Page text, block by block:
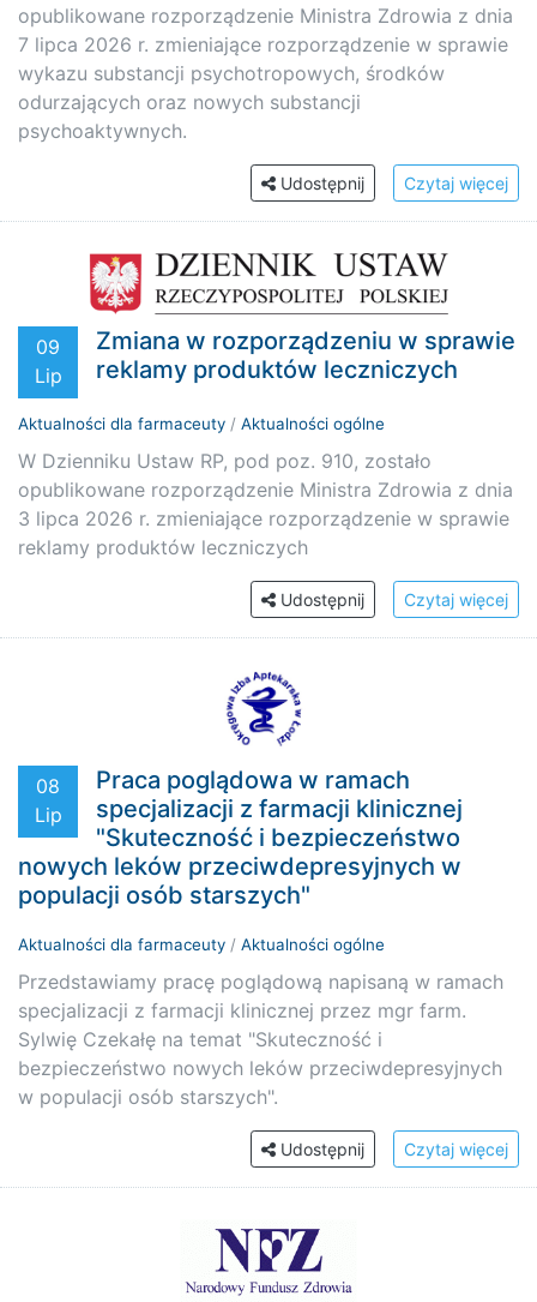
opublikowane rozporządzenie Ministra Zdrowia z dnia
7 lipca 2026 r. zmieniające rozporządzenie w sprawie
wykazu substancji psychotropowych, środków
odurzających oraz nowych substancji
psychoaktywnych.
Udostępnij Czytaj więcej
09
Lip
Zmiana w rozporządzeniu w sprawie
reklamy produktów leczniczych
Aktualności dla farmaceuty / Aktualności ogólne
W Dzienniku Ustaw RP, pod poz. 910, zostało
opublikowane rozporządzenie Ministra Zdrowia z dnia
3 lipca 2026 r. zmieniające rozporządzenie w sprawie
reklamy produktów leczniczych
Udostępnij Czytaj więcej
08
Lip
Praca poglądowa w ramach
specjalizacji z farmacji klinicznej
"Skuteczność i bezpieczeństwo
nowych leków przeciwdepresyjnych w
populacji osób starszych"
Aktualności dla farmaceuty / Aktualności ogólne
Przedstawiamy pracę poglądową napisaną w ramach
specjalizacji z farmacji klinicznej przez mgr farm.
Sylwię Czekałę na temat "Skuteczność i
bezpieczeństwo nowych leków przeciwdepresyjnych
w populacji osób starszych".
Udostępnij Czytaj więcej